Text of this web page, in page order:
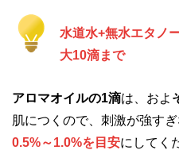
水道水+無水エタノ
大10滴まで
アロマオイルの1滴は、およ
肌につくので、刺激が強すぎ
0.5%～1.0%を目安にしてく